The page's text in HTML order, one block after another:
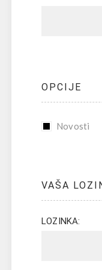
OPCIJE
Novosti
VAŠA
LOZINKA: